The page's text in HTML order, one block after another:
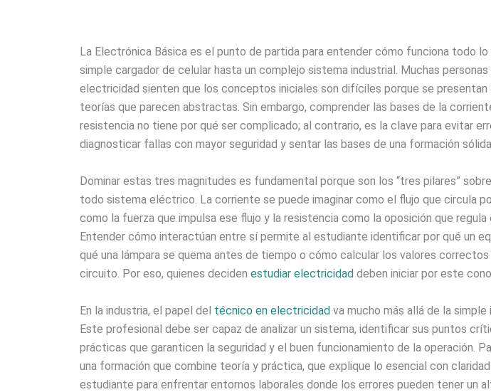
La Electrónica Básica es el punto de partida para entender cómo funciona todo lo
simple cargador de celular hasta un complejo sistema industrial. Muchas
electricidad sienten que los conceptos iniciales son difíciles porque se
teorías que parecen abstractas. Sin embargo, comprender las bases de la
resistencia no tiene por qué ser complicado; al contrario, es la clave para evitar
diagnosticar fallas con mayor seguridad y sentar las bases de una formación
Dominar estas tres magnitudes es fundamental porque son los “tres pilares”
todo sistema eléctrico. La corriente se puede imaginar como el flujo que circula
como la fuerza que impulsa ese flujo y la resistencia como la oposición que regula
Entender cómo interactúan entre sí permite al estudiante identificar por qué un
qué una lámpara se quema antes de tiempo o cómo calcular los valores
circuito. Por eso, quienes deciden estudiar electricidad deben iniciar por este
En la industria, el papel del técnico en electricidad va mucho más allá de la simple
Este profesional debe ser capaz de analizar un sistema, identificar sus puntos
prácticas que garanticen la seguridad y el buen funcionamiento de la operación.
una formación que combine teoría y práctica, que explique lo esencial con
estudiante para enfrentar entornos laborales donde los errores pueden tener un